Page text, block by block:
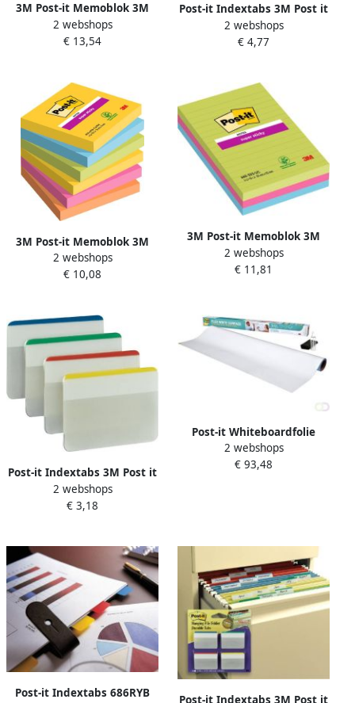
3M Post-it Memoblok 3M
Post it 655 SSRO Super
Sticky 76x127mm Rio
2 webshops
€ 13,54
Post-it Indextabs 3M Post it
684 12x43mm pijl neon
assorti
2 webshops
€ 4,77
3M Post-it Memoblok 3M
Post it 654 SSRO Super
Sticky 76x76mm Rio
2 webshops
€ 10,08
3M Post-it Memoblok 3M
Post it 660 SSU Super Sticky
102x152mm rainbow
2 webshops
€ 11,81
Post-it Indextabs 3M Post it
686 38x50.8mm strong
recht assorti
2 webshops
€ 3,18
Post-it Whiteboardfolie
Super Sticky Flex Write
Surface 91 4x121 9cm wit
2 webshops
€ 93,48
Post-it Indextabs 686RYB
Post-it Indextabs 3M Post it